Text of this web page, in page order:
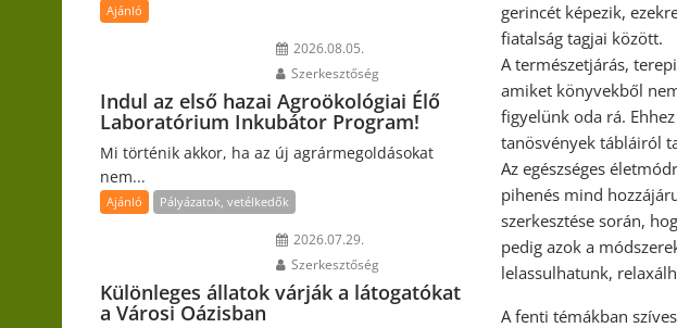
gerincét képezik,
fiatalság tagjai között.
A természetjárás,
amiket könyvekből
figyelünk oda rá.
tanösvények tábláiról
Az egészséges
pihenés mind
szerkesztése során,
pedig azok a
lelassulhatunk,
A fenti témákban
Ajánló
2026.08.05.
Szerkesztőség
Indul az első hazai Agroökológiai Élő
Laboratórium Inkubátor Program!
Mi történik akkor, ha az új agrármegoldásokat
nem...
Ajánló Pályázatok, vetélkedők
2026.07.29.
Szerkesztőség
Különleges állatok várják a látogatókat
a Városi Oázisban